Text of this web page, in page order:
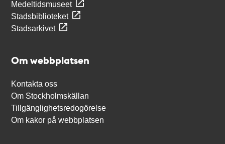
Medeltidsmuseet
Stadsbiblioteket
Stadsarkivet
Om webbplatsen
Kontakta oss
Om Stockholmskällan
Tillgänglighetsredogörelse
Om kakor på webbplatsen